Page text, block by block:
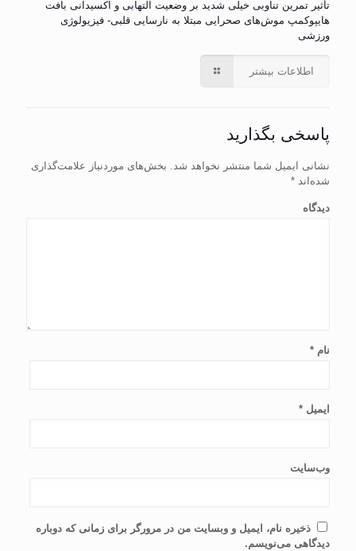
تأثیر تمرین تناوبی خیلی شدید بر وضعیت التهابی و اکسیدانی بافت
هایپوکمپ موش‌های صحرایی مبتلا به نارسایی قلبی- فیزیولوژی
ورزشی
اطلاعات بیشتر
پاسخی بگذارید
نشانی ایمیل شما منتشر نخواهد شد. بخش‌های موردنیاز علامت‌گذاری
شده‌اند *
دیدگاه
نام *
ایمیل *
وب‌سایت
ذخیره نام، ایمیل و وبسایت من در مرورگر برای زمانی که دوباره
دیدگاهی می‌نویسم.